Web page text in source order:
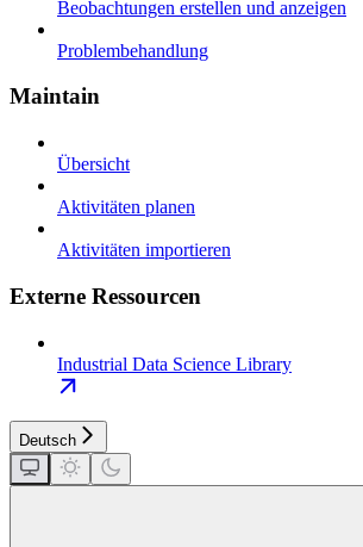
Beobachtungen erstellen und anzeigen
Problembehandlung
Maintain
Übersicht
Aktivitäten planen
Aktivitäten importieren
Externe Ressourcen
Industrial Data Science Library
Deutsch